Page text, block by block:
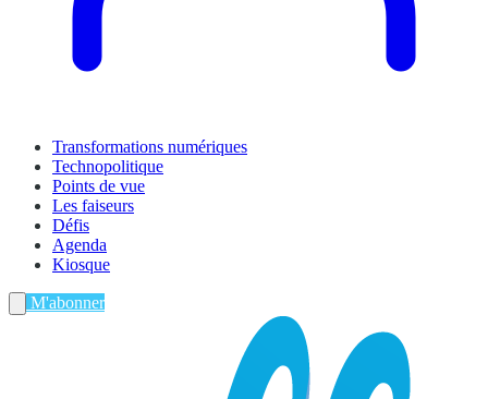
Transformations numériques
Technopolitique
Points de vue
Les faiseurs
Défis
Agenda
Kiosque
M'abonner